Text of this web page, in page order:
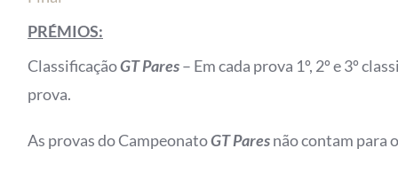
PRÉMIOS:
ClassificaçãoGT Pares– Em cada prova 1º, 2º e 3º
prova.
As provas do CampeonatoGT Paresnão contam para